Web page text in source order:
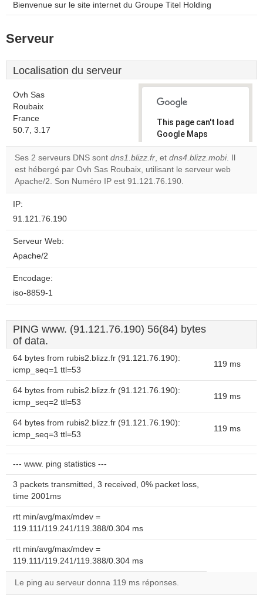
Bienvenue sur le site internet du Groupe Titel Holding
Serveur
Localisation du serveur
Ovh Sas
Roubaix
France
50.7, 3.17
This page can't load
Google Maps
correctly.
Do you
own this
Ses 2 serveurs DNS sont dns1.blizz.fr, et dns4.blizz.mobi. Il
est hébergé par Ovh Sas Roubaix, utilisant le serveur web
Apache/2. Son Numéro IP est 91.121.76.190.
IP:
91.121.76.190
Serveur Web:
Apache/2
Encodage:
iso-8859-1
PING www. (91.121.76.190) 56(84) bytes
of data.
64 bytes from rubis2.blizz.fr (91.121.76.190):
icmp_seq=1 ttl=53
119 ms
64 bytes from rubis2.blizz.fr (91.121.76.190):
icmp_seq=2 ttl=53
119 ms
64 bytes from rubis2.blizz.fr (91.121.76.190):
icmp_seq=3 ttl=53
119 ms
--- www. ping statistics ---
3 packets transmitted, 3 received, 0% packet loss,
time 2001ms
rtt min/avg/max/mdev =
119.111/119.241/119.388/0.304 ms
rtt min/avg/max/mdev =
119.111/119.241/119.388/0.304 ms
Le ping au serveur donna 119 ms réponses.